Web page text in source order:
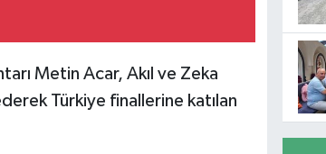
Metin Acar, Akıl ve Zeka
Türkiye finallerine katılan